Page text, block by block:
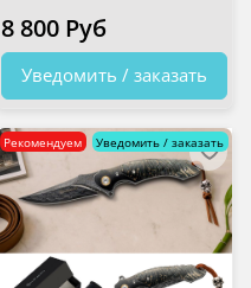
8 800 Руб
Уведомить / заказать
Рекомендуем Уведомить / заказать